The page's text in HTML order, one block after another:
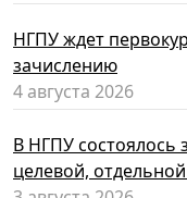
НГПУ ждет
зачислению
4 августа 2026
В НГПУ состоялось
целевой,